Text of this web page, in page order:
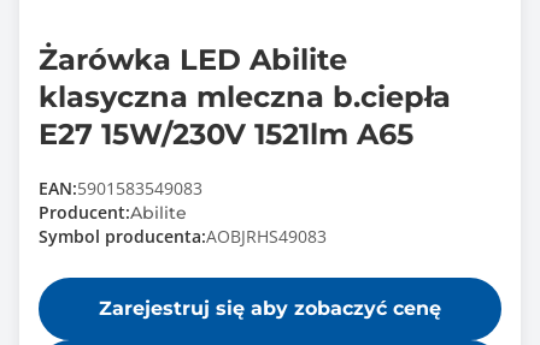
Żarówka LED Abilite
klasyczna mleczna b.ciepła
E27 15W/230V 1521lm A65
EAN:5901583549083
Producent:Abilite
Symbol producenta:AOBJRHS49083
Zarejestruj się aby zobaczyć cenę